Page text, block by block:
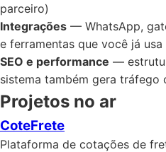
parceiro)
Integrações — WhatsApp,
e ferramentas que você já usa
SEO e performance —
sistema também gera tráfego
Projetos no ar
CoteFrete
Plataforma de cotações de